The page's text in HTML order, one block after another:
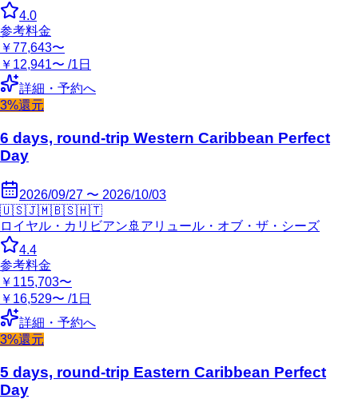
4.0
参考料金
￥77,643〜
￥12,941〜 /1日
詳細・予約へ
3%還元
6 days, round-trip Western Caribbean Perfect
Day
2026/09/27 〜 2026/10/03
🇺🇸🇯🇲🇧🇸🇭🇹
ロイヤル・カリビアン 🚢 アリュール・オブ・ザ・シーズ
4.4
参考料金
￥115,703〜
￥16,529〜 /1日
詳細・予約へ
3%還元
5 days, round-trip Eastern Caribbean Perfect
Day